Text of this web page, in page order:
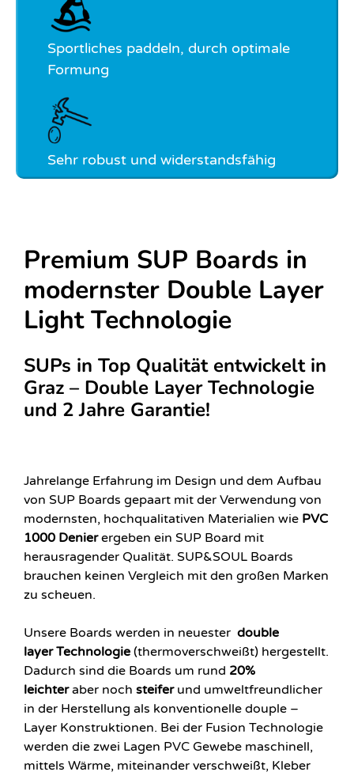
Sportliches paddeln, durch optimale
Formung
Sehr robust und widerstandsfähig
Premium SUP Boards in
modernster Double Layer
Light Technologie
SUPs in Top Qualität entwickelt in
Graz – Double Layer Technologie
und 2 Jahre Garantie!
Jahrelange Erfahrung im Design und dem Aufbau
von SUP Boards gepaart mit der Verwendung von
modernsten, hochqualitativen Materialien wie PVC
1000 Denierergeben ein SUP Board mit
herausragender Qualität. SUP&SOUL Boards
brauchen keinen Vergleich mit den großen Marken
zu scheuen.
Unsere Boards werden in neuester double
layer Technologie (thermoverschweißt) hergestellt.
Dadurch sind die Boards um rund 20%
leichteraber noch steiferund umweltfreundlicher
in der Herstellung als konventionelle douple –
Layer Konstruktionen. Bei der Fusion Technologie
werden die zwei Lagen PVC Gewebe maschinell,
mittels Wärme, miteinander verschweißt, Kleber